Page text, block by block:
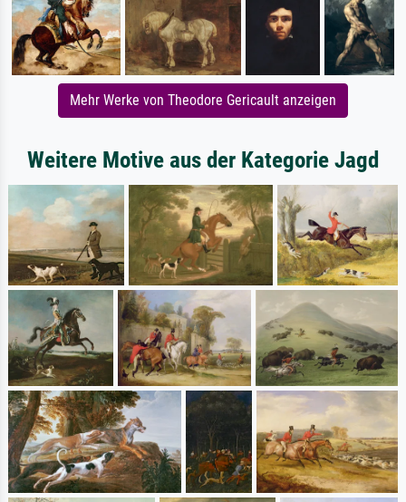
Mehr Werke von Theodore Gericault anzeigen
Weitere Motive aus der Kategorie Jagd